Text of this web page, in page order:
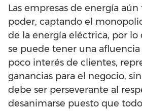
Las empresas de energía
poder, captando el
de la energía eléctrica, por
se puede tener una
poco interés de clientes,
ganancias para el negocio,
debe ser perseverante al
desanimarse puesto que